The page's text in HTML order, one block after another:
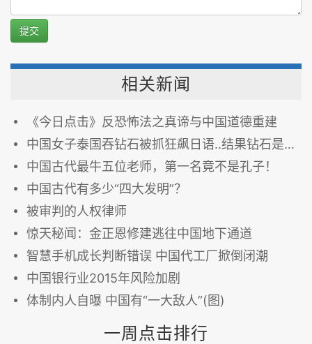
提交
相关新闻
《今日点击》反恐怖法之真谛与中国道德重建
中国女子泰国吞钻石被抓狂飙日语..结果钻石是假的！新闻...也不是真的...
中国古代最牛五位老师，第一名竟不是孔子！
中国古代有多少“四大发明”？
被审判的人权律师
惊天秘闻：金正恩修建逃往中国地下通道
智慧手机成长判断错误 中国代工厂掀倒闭潮
中国银行业2015年风险加剧
体制内人自曝 中国有“一大敌人”(图)
一周点击排行